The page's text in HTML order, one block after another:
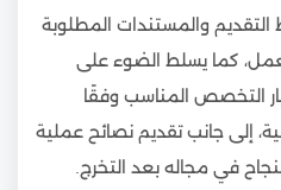
والمستندات المطلوبة
كما يسلط الضوء على
التخصص المناسب وفقًا
إلى جانب تقديم نصائح عملية
في مجاله بعد التخرج.